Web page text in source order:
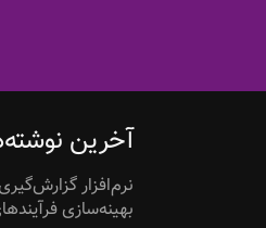
آخرین
نرم‌افزار
بهینه‌سازی